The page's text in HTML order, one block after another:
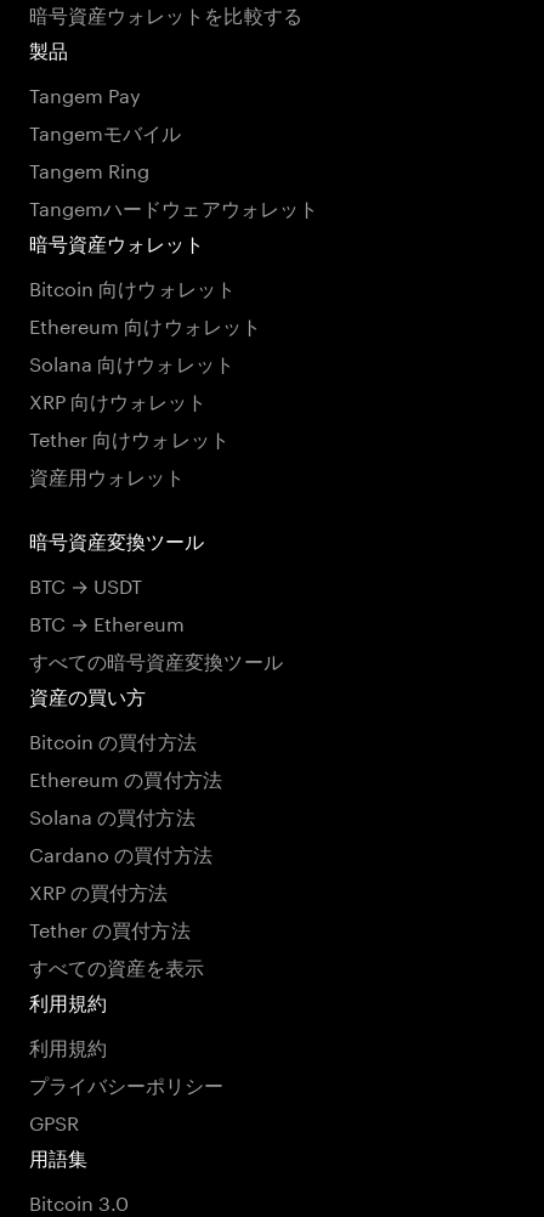
暗号資産ウォレットを比較する
製品
Tangem Pay
Tangemモバイル
Tangem Ring
Tangemハードウェアウォレット
暗号資産ウォレット
Bitcoin 向けウォレット
Ethereum 向けウォレット
Solana 向けウォレット
XRP 向けウォレット
Tether 向けウォレット
資産用ウォレット
暗号資産変換ツール
BTC → USDT
BTC → Ethereum
すべての暗号資産変換ツール
資産の買い方
Bitcoin の買付方法
Ethereum の買付方法
Solana の買付方法
Cardano の買付方法
XRP の買付方法
Tether の買付方法
すべての資産を表示
利用規約
利用規約
プライバシーポリシー
GPSR
用語集
Bitcoin 3.0